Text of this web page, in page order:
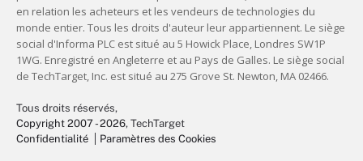
Tous droits réservés,
Copyright 2007 - 2026, TechTarget
Confidentialité
Paramètres des Cookies